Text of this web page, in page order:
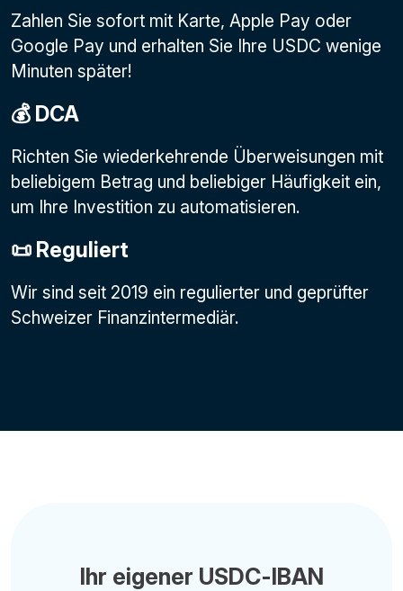
Zahlen Sie sofort mit Karte, Apple Pay oder
Google Pay und erhalten Sie Ihre USDC wenige
Minuten später!
💰 DCA
Richten Sie wiederkehrende Überweisungen mit
beliebigem Betrag und beliebiger Häufigkeit ein,
um Ihre Investition zu automatisieren.
📜 Reguliert
Wir sind seit 2019 ein regulierter und geprüfter
Schweizer Finanzintermediär.
Ihr eigener USDC-IBAN